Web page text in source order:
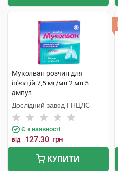
Муколван розчин для
ін'єкцій 7,5 мг/мл 2 мл 5
ампул
Дослідний завод ГНЦЛС
Є в наявності
від 127.30 грн
КУПИТИ